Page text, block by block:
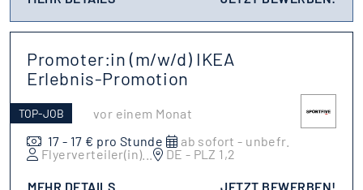
Promoter:in (m/w/d) IKEA
Erlebnis-Promotion
TOP-JOB
vor einem Monat
17 - 17 € pro Stunde
ab sofort - unbefr.
Flyerverteiler(in)
DE - PLZ 1,2
MEHR DETAILS JETZT BEWERBEN!